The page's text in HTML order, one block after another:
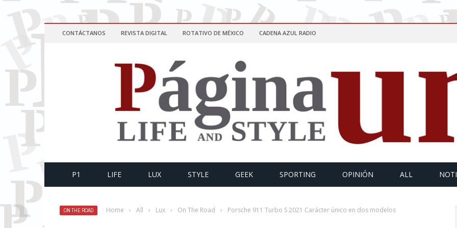
CONTÁCTANOS REVISTA DIGITAL ROTATIVO DE MÉXICO CADENA AZUL RADIO
P1 LIFE LUX STYLE GEEK SPORTING OPINIÓN ALL
ON THE ROAD Home › All › Lux › On The Road › Porsche 911 Turbo S 2021 Carácter único en dos modelos